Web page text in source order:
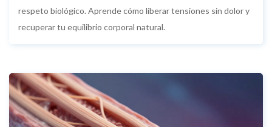
respeto biológico. Aprende cómo liberar tensiones sin dolor y
recuperar tu equilibrio corporal natural.